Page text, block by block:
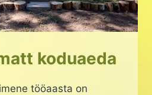
koduaeda
tööaasta on